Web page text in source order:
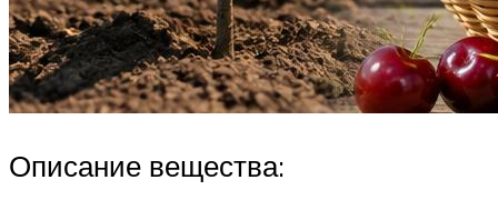
Описание вещества: